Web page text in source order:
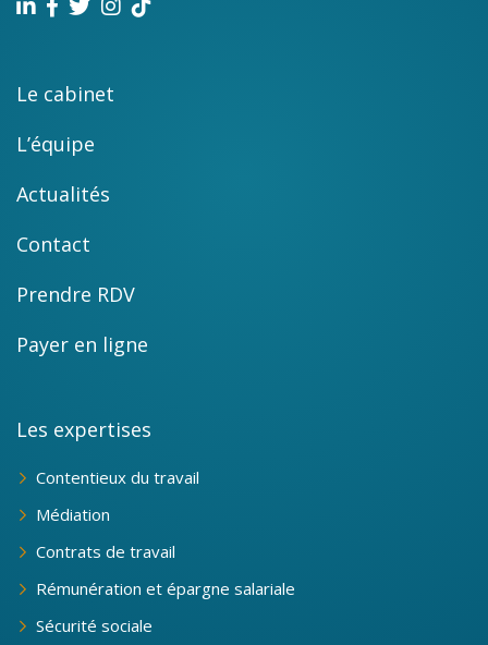
Le cabinet
L’équipe
Actualités
Contact
Prendre RDV
Payer en ligne
Les expertises
Contentieux du travail
Médiation
Contrats de travail
Rémunération et épargne salariale
Sécurité sociale